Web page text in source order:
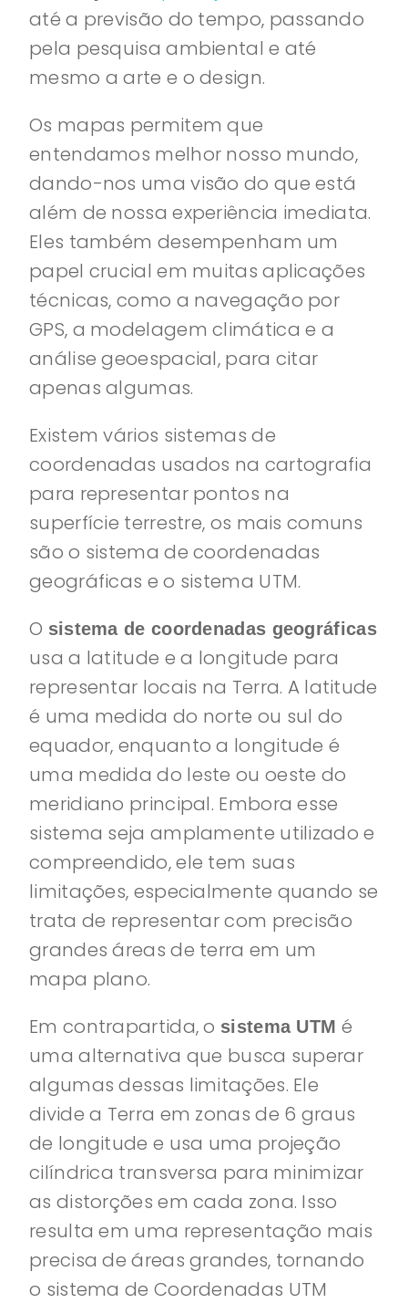
até a previsão do tempo, passando
pela pesquisa ambiental e até
mesmo a arte e o design.
Os mapas permitem que
entendamos melhor nosso mundo,
dando-nos uma visão do que está
além de nossa experiência imediata.
Eles também desempenham um
papel crucial em muitas aplicações
técnicas, como a navegação por
GPS, a modelagem climática e a
análise geoespacial, para citar
apenas algumas.
Existem vários sistemas de
coordenadas usados na cartografia
para representar pontos na
superfície terrestre, os mais comuns
são o sistema de coordenadas
geográficas e o sistema UTM.
O sistema de coordenadas geográficas
usa a latitude e a longitude para
representar locais na Terra. A latitude
é uma medida do norte ou sul do
equador, enquanto a longitude é
uma medida do leste ou oeste do
meridiano principal. Embora esse
sistema seja amplamente utilizado e
compreendido, ele tem suas
limitações, especialmente quando se
trata de representar com precisão
grandes áreas de terra em um
mapa plano.
Em contrapartida, o sistema UTM é
uma alternativa que busca superar
algumas dessas limitações. Ele
divide a Terra em zonas de 6 graus
de longitude e usa uma projeção
cilíndrica transversa para minimizar
as distorções em cada zona. Isso
resulta em uma representação mais
precisa de áreas grandes, tornando
o sistema de Coordenadas UTM